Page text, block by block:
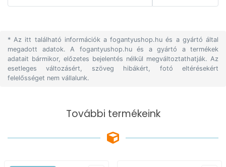
* Az itt található információk a fogantyushop.hu és a gyártó által
megadott adatok. A fogantyushop.hu és a gyártó a termékek
adatait bármikor, előzetes bejelentés nélkül megváltoztathatják. Az
esetleges változásért, szöveg hibákért, fotó eltérésekért
felelősséget nem vállalunk.
További termékeink